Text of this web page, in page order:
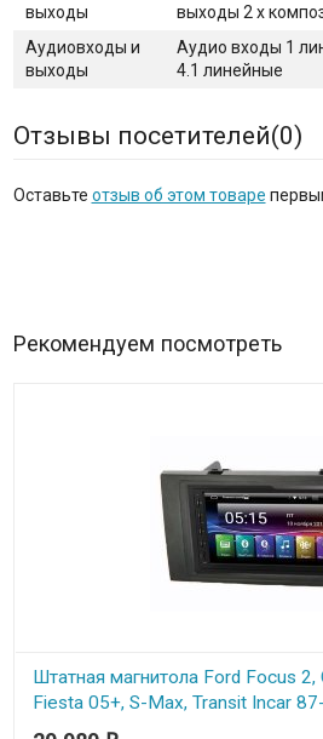
выходы
выходы 2 х
Аудиовходы и
выходы
Аудио входы 1
4.1 линейные
Отзывы посетителей(0)
Оставьте отзыв об этом товаре
Рекомендуем посмотреть
Штатная магнитола Ford Focus 2,
Fiesta 05+, S-Max, Transit Incar